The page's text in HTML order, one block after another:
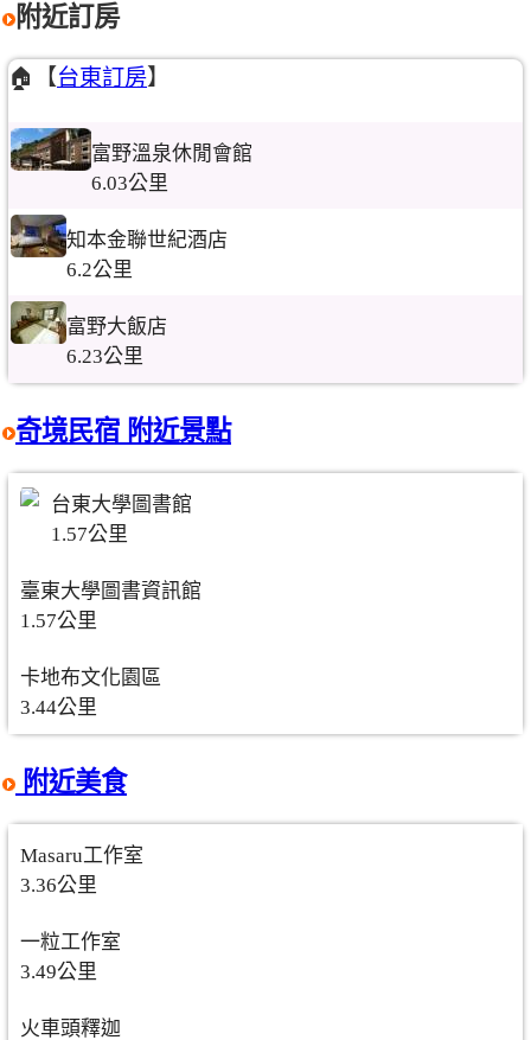
附近訂房
🏠【台東訂房】
富野溫泉休閒會館
6.03公里
知本金聯世紀酒店
6.2公里
富野大飯店
6.23公里
奇境民宿 附近景點
台東大學圖書館
1.57公里
臺東大學圖書資訊館
1.57公里
卡地布文化園區
3.44公里
附近美食
Masaru工作室
3.36公里
一粒工作室
3.49公里
火車頭釋迦